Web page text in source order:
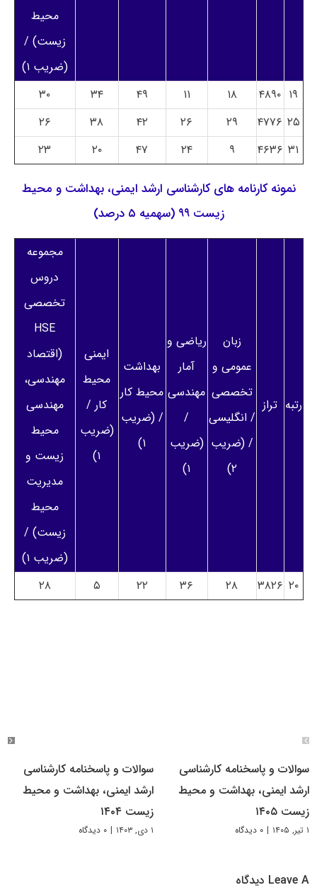
محیط
زیست) /
(ضریب ۱)
۱۹ ۴۸۹۰ ۱۸ ۱۱ ۴۹ ۳۴
۳۰
۲۵ ۴۷۷۶ ۲۹ ۲۶ ۴۲ ۳۸
۲۶
۳۱ ۴۶۳۶ ۹ ۲۴ ۴۷ ۲۰ ۲۳
نمونه کارنامه های کارشناسی ارشد ایمنی، بهداشت و محیط
زیست ۹۹ (سهمیه ۵ درصد)
رتبه تراز
زبان
عمومی و
تخصصی
/ انگلیسی
/ (ضریب
۲)
ریاضی و
آمار
مهندسی
/
(ضریب
۱)
بهداشت
محیط کار
/ (ضریب
۱)
ایمنی
محیط
کار /
(ضریب
۱)
مجموعه
دروس
تخصصی
HSE
(اقتصاد
مهندسی،
مهندسی
محیط
زیست و
مدیریت
محیط
زیست) /
(ضریب ۱)
۲۰ ۳۸۲۶ ۲۸ ۳۶ ۲۲ ۵ ۲۸
سوالات و پاسخنامه کارشناسی
ارشد ایمنی، بهداشت و محیط
زیست ۱۴۰۵
۱ تیر, ۱۴۰۵ | ۰ دیدگاه
سوالات و پاسخنامه کارشناسی
ارشد ایمنی، بهداشت و محیط
زیست ۱۴۰۴
۱ دی, ۱۴۰۳ | ۰ دیدگاه
Leave A دیدگاه